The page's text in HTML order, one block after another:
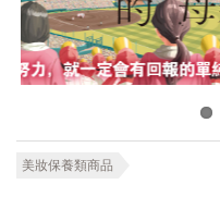
美妝保養類商品